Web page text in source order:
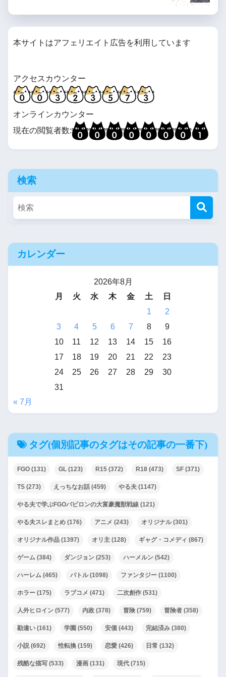
本サイトはアフェリエイト広告を利用しています
アクセスカウンター
オンラインカウンター
現在の閲覧者数:
検索
カレンダー
2026年8月
月
火 水 木 金 土
日
1
2
3
4 5 6 7 8
9
10
11 12 13 14 15
16
17
18 19 20 21 22
23
24
25 26 27 28 29
30
31
« 7月
タグ(個別記事のタグはその記事の一番下)
FGO (131) GL (123) R15 (372) R18 (473) SF (371)
TS (273) えっちなお話 (459) やる夫 (1147)
やる夫で学ぶFGOバビロンの大富豪魔獣戦線 (121)
やる夫スレまとめ (176) アニメ (243) オリジナル(301)
オリジナル作品 (1397) オリ主 (128) ギャグ・コメディ (867)
ゲーム (384) ダンジョン (253) ハーメルン (542)
ハーレム (465) バトル(1098) ファンタジー (1100)
ホラー (175) ラブコメ (471) 二次創作 (531)
人外ヒロイン (577) 内政 (378) 冒険 (759) 冒険者 (358)
勘違い (161) 学園 (550) 安価 (443) 完結済み (380)
小説(692) 性転換 (159) 恋愛 (426) 日常 (132)
残酷な描写 (533) 漫画 (131) 現代 (715)